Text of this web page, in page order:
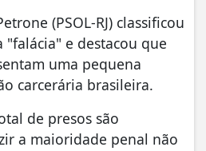
(PSOL-RJ) classificou
"falácia" e destacou que
uma pequena
carcerária brasileira.
de presos são
a maioridade penal não